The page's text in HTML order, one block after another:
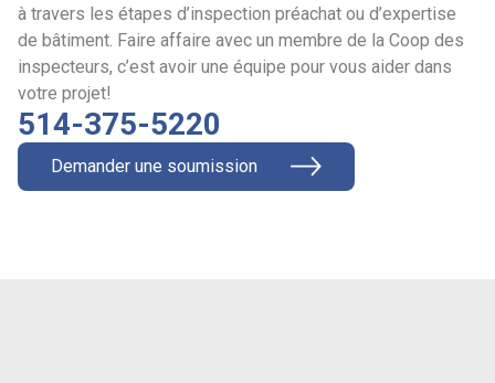
à travers les étapes d’inspection préachat ou d’expertise
de bâtiment. Faire affaire avec un membre de la Coop des
inspecteurs, c’est avoir une équipe pour vous aider dans
votre projet!
514-375-5220
Demander une soumission